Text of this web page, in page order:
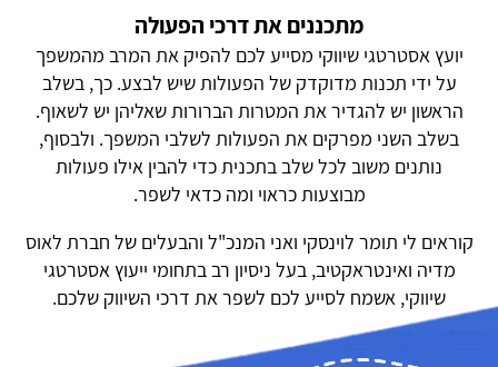
מתכננים את דרכי הפעולה
יועץ אסטרטגי שיווקי מסייע לכם להפיק את המרב מהמשפך
על ידי תכנות מדוקדק של הפעולות שיש לבצע. כך, בשלב
הראשון יש להגדיר את המטרות הברורות שאליהן יש לשאוף.
בשלב השני מפרקים את הפעולות לשלבי המשפך. ולבסוף,
נותנים משוב לכל שלב בתכנית כדי להבין אילו פעולות
מבוצעות כראוי ומה כדאי לשפר.
קוראים לי תומר לוינסקי ואני המנכ"ל והבעלים של חברת לאוס
מדיה ואינטראקטיב, בעל ניסיון רב בתחומי ייעוץ אסטרטגי
שיווקי, אשמח לסייע לכם לשפר את דרכי השיווק שלכם.